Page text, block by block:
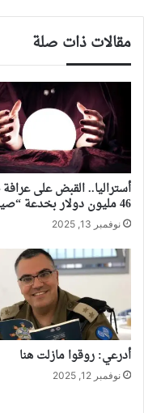
مقالات ذات صلة
أستراليا.. القبض على
46 مليون دولار بخدعة “صينية”
نوفمبر 13, 2025
أدرعي: روقوا مازلت هنا
نوفمبر 12, 2025